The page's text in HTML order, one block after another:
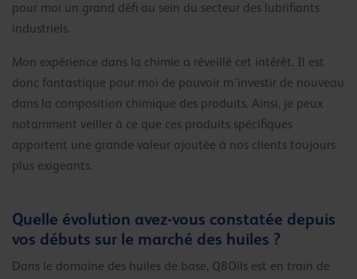
pour moi un grand défi au sein du secteur des lubrifiants
industriels.
Mon expérience dans la chimie a réveillé cet intérêt. Il est
donc fantastique pour moi de pouvoir m’investir de nouveau
dans la composition chimique des produits. Ainsi, je peux
notamment veiller à ce que ces produits spécifiques
apportent une grande valeur ajoutée à nos clients toujours
plus exigeants.
Quelle évolution avez-vous constatée depuis
vos débuts sur le marché des huiles ?
Dans le domaine des huiles de base, Q8Oils est en train de